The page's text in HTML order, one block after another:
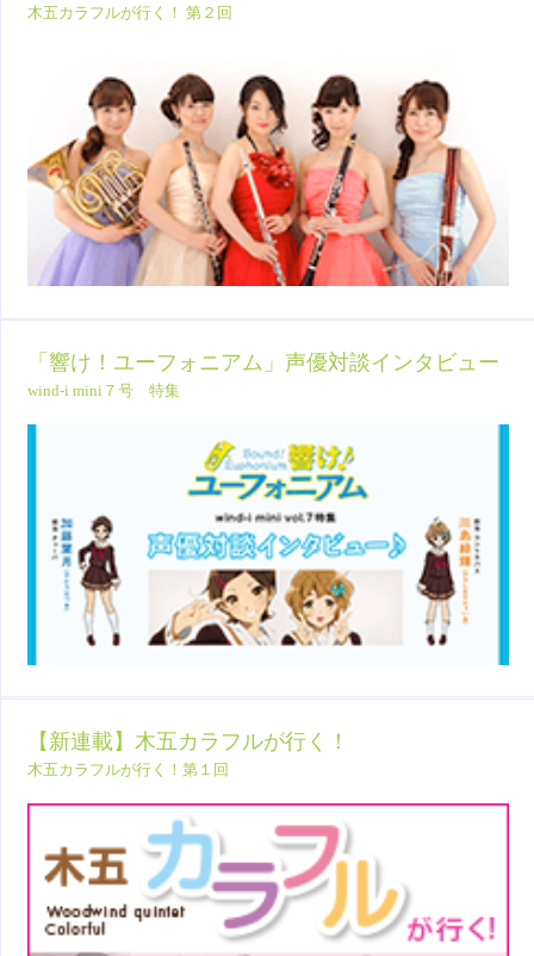
木五カラフルが行く！ 第２回
「響け！ユーフォニアム」声優対談インタビュー
wind-i mini７号 特集
【新連載】木五カラフルが行く！
木五カラフルが行く！第１回